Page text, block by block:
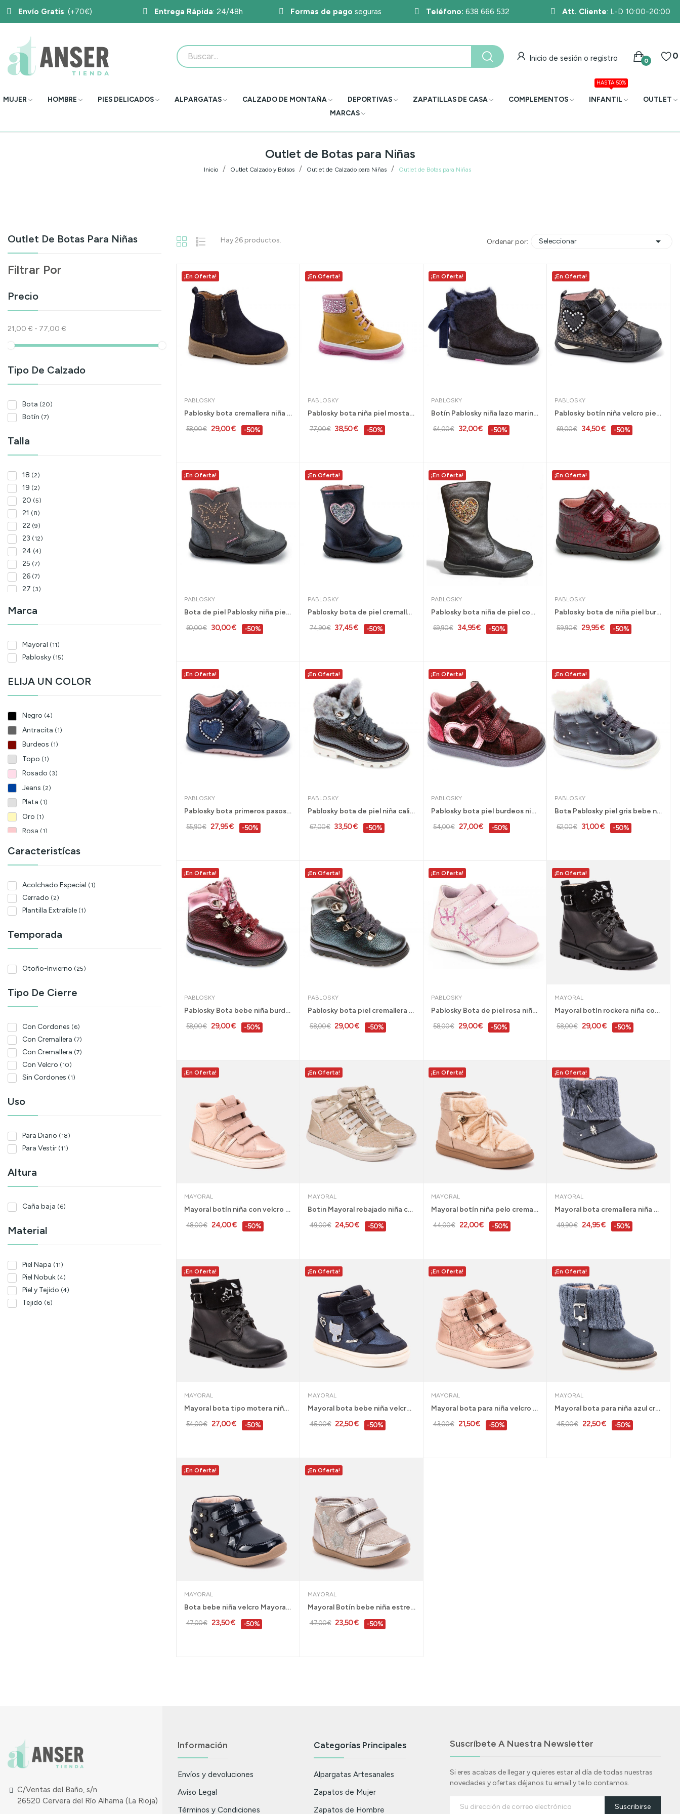
Envío Gratis: (+70€) Entrega Rápida: 24/48h Formas de pago seguras Teléfono: 638 666 532 Att. Cliente: L-D 10:00-20:00
Inicio de sesión o registro 0 0
MUJER HOMBRE PIES DELICADOS ALPARGATAS CALZADO DE MONTAÑA DEPORTIVAS ZAPATILLAS DE CASA COMPLEMENTOS INFANTIL
HASTA 50%
OUTLET
MARCAS
Outlet de Botas para Niñas
Inicio Outlet Calzado y Bolsos Outlet de Calzado para Niñas Outlet de Botas para Niñas
Outlet De Botas Para Niñas
Filtrar Por
Precio
21,00 € - 77,00 €
Tipo De Calzado
Bota (20)
Botín (7)
Talla
18 (2)
19 (2)
20 (5)
21 (8)
22 (9)
23 (12)
24 (4)
25 (7)
26 (7)
27 (3)
29(6)
30(4)
34 (3)
37(2)
38(3)
Marca
Mayoral (11)
Pablosky (15)
ELIJA UN COLOR
Negro (4)
Antracita (1)
Burdeos (1)
Topo (1)
Rosado (3)
Jeans (2)
Plata (1)
Oro (1)
Rosa (1)
(2)
Marino(6)
Caracteristícas
Acolchado Especial (1)
Cerrado (2)
Plantilla Extraíble (1)
Temporada
Otoño-Invierno (25)
Tipo De Cierre
Con Cordones (6)
Con Cremallera (7)
Con Cremallera (7)
Con Velcro (10)
Sin Cordones (1)
Uso
Para Diario (18)
Para Vestir (11)
Altura
Caña baja (6)
Material
Piel Napa (11)
Piel Nobuk (4)
Piel y Tejido (4)
Tejido (6)
Hay 26 productos. Ordenar por: Seleccionar 
¡En Oferta!
PABLOSKY
Pablosky bota cremallera niña marino tallas 29...
58,00 € 29,00 € -50%
¡En Oferta!
PABLOSKY
Pablosky bota niña piel mostaza talla 29 al 38...
77,00 € 38,50 € -50%
¡En Oferta!
PABLOSKY
Botín Pablosky niña lazo marino tallas 24 al 36...
64,00 € 32,00 € -50%
¡En Oferta!
PABLOSKY
Pablosky botín niña velcro piel negro 28 al 36...
69,00 € 34,50 € -50%
¡En Oferta!
PABLOSKY
Bota de piel Pablosky niña piel gris mariposa...
60,00 € 30,00 € -50%
¡En Oferta!
PABLOSKY
Pablosky bota de piel cremallera niña talla 24...
74,90 € 37,45 € -50%
¡En Oferta!
PABLOSKY
Pablosky bota niña de piel con cremallera negro...
69,90 € 34,95 € -50%
¡En Oferta!
PABLOSKY
Pablosky bota de niña piel burdeos charol 21 al...
59,90 € 29,95 € -50%
¡En Oferta!
PABLOSKY
Pablosky bota primeros pasos niña corazones...
55,90 € 27,95 € -50%
¡En Oferta!
PABLOSKY
Pablosky bota de piel niña calidad gris 28 al...
67,00 € 33,50 € -50%
¡En Oferta!
PABLOSKY
Pablosky bota piel burdeos niña 20 al 26 -...
54,00 € 27,00 € -50%
¡En Oferta!
PABLOSKY
Bota Pablosky piel gris bebe niña 21 al 27 -...
62,00 € 31,00 € -50%
¡En Oferta!
PABLOSKY
Pablosky Bota bebe niña burdeos pieltallas 22...
58,00 € 29,00 € -50%
¡En Oferta!
PABLOSKY
Pablosky bota piel cremallera y cordón niña...
58,00 € 29,00 € -50%
¡En Oferta!
PABLOSKY
Pablosky Bota de piel rosa niña velcro 23 al 25...
58,00 € 29,00 € -50%
¡En Oferta!
MAYORAL
Mayoral botín rockera niña con cremallera negra...
58,00 € 29,00 € -50%
¡En Oferta!
MAYORAL
Mayoral botín niña con velcro rosa rebajas -...
48,00 € 24,00 € -50%
¡En Oferta!
MAYORAL
Botin Mayoral rebajado niña color oro velcro 26...
49,00 € 24,50 € -50%
¡En Oferta!
MAYORAL
Mayoral botín niña pelo cremallera rebajas -...
44,00 € 22,00 € -50%
¡En Oferta!
MAYORAL
Mayoral bota cremallera niña 26 y 28 azul -...
49,90 € 24,95 € -50%
¡En Oferta!
MAYORAL
Mayoral bota tipo motera niña negra 28 al 30 -...
54,00 € 27,00 € -50%
¡En Oferta!
MAYORAL
Mayoral bota bebe niña velcro marino y plata 21...
45,00 € 22,50 € -50%
¡En Oferta!
MAYORAL
Mayoral bota para niña velcro rosa tallas 20 al...
43,00 € 21,50 € -50%
¡En Oferta!
MAYORAL
Mayoral bota para niña azul cremallera 21 y 22...
45,00 € 22,50 € -50%
¡En Oferta!
MAYORAL
Bota bebe niña velcro Mayoral marino tallas 18...
47,00 € 23,50 € -50%
¡En Oferta!
MAYORAL
Mayoral Botín bebe niña estrellas plata tallas...
47,00 € 23,50 € -50%
C/Ventas del Baño, s/n
26520 Cervera del Río Alhama (La Rioja)
Información
Envíos y devoluciones
Aviso Legal
Términos y Condiciones
Categorías Principales
Alpargatas Artesanales
Zapatos de Mujer
Zapatos de Hombre
Suscríbete A Nuestra Newsletter
Si eres acabas de llegar y quieres estar al día de todas nuestras
novedades y ofertas déjanos tu email y te lo contamos.
Suscribirse